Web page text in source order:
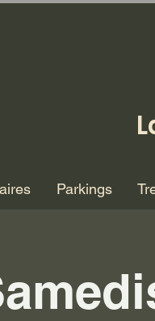
Parkings